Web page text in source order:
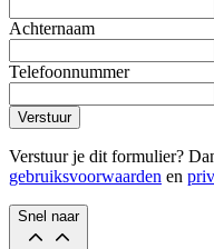
Achternaam
Telefoonnummer
Verstuur
Verstuur je dit formulier?
gebruiksvoorwaarden en
Snel naar